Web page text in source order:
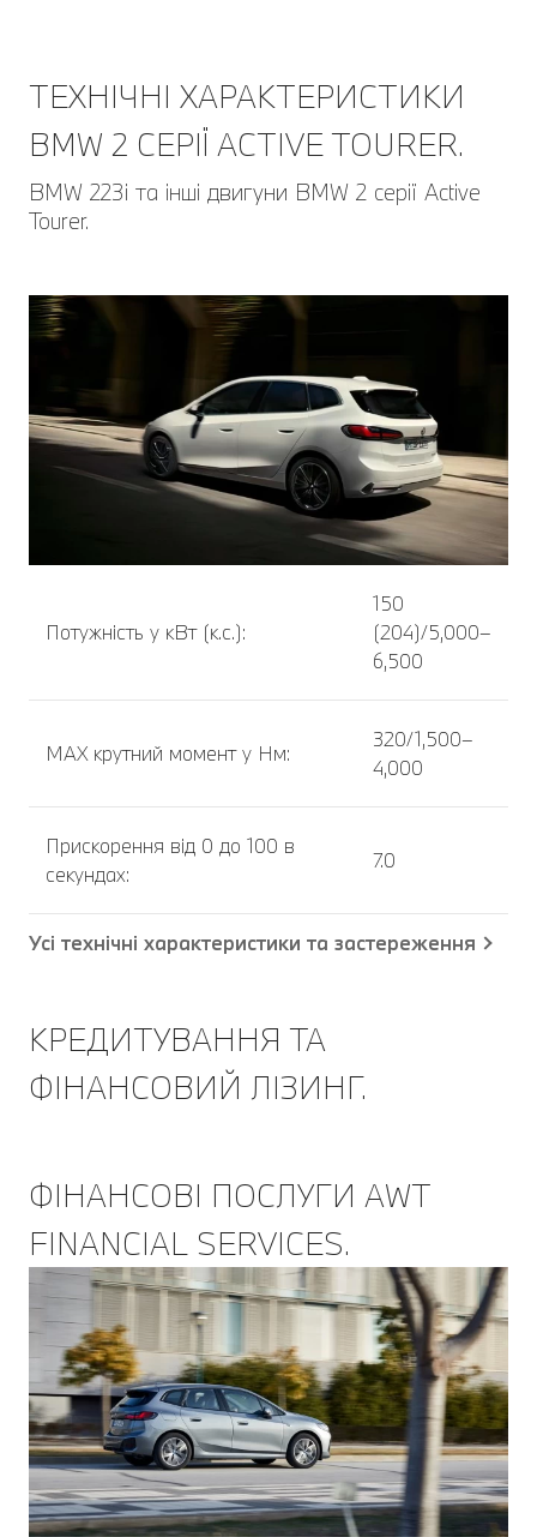
ТЕХНІЧНІ ХАРАКТЕРИСТИКИ
BMW 2 СЕРІЇ ACTIVE TOURER.
BMW 223i та інші двигуни BMW 2 серії Active
Tourer.
Потужність у кВт (к.с.):
150
(204)/5,000–
6,500
MAX крутний момент у Нм:
320/1,500–
4,000
Прискорення від 0 до 100 в
секундах:
7.0
Усі технічні характеристики та застереження
КРЕДИТУВАННЯ ТА
ФІНАНСОВИЙ ЛІЗИНГ.
ФІНАНСОВІ ПОСЛУГИ AWT
FINANCIAL SERVICES.